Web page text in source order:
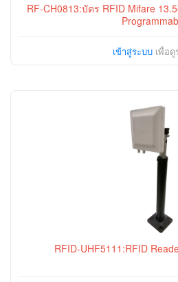
RF-CH0813:บัตร RFID Mifare
เข้าสู่ระบบเพื่อดู
RFID-UHF5111:RFID